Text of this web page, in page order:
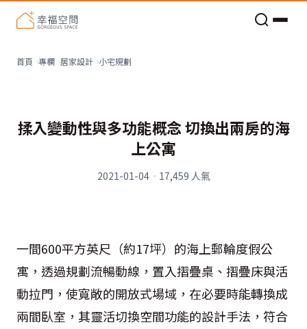
首頁 專欄 居家設計 小宅規劃
揉入變動性與多功能概念 切換出兩房的海
上公寓
2021-01-04· 17,459 人氣
一間600平方英尺（約17坪）的海上郵輪度假公
寓，透過規劃流暢動線，置入摺疊桌、摺疊床與活
動拉門，使寬敞的開放式場域，在必要時能轉換成
兩間臥室，其靈活切換空間功能的設計手法，符合